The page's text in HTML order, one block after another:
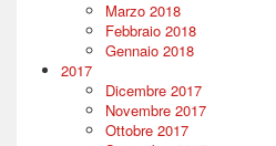
Marzo 2018
Febbraio 2018
Gennaio 2018
2017
Dicembre 2017
Novembre 2017
Ottobre 2017